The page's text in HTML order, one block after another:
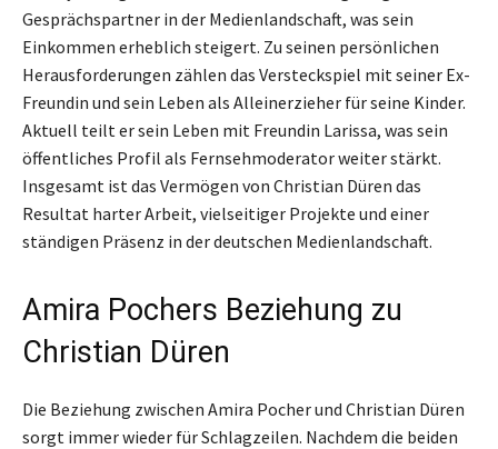
Gesprächspartner in der Medienlandschaft, was sein
Einkommen erheblich steigert. Zu seinen persönlichen
Herausforderungen zählen das Versteckspiel mit seiner Ex-
Freundin und sein Leben als Alleinerzieher für seine Kinder.
Aktuell teilt er sein Leben mit Freundin Larissa, was sein
öffentliches Profil als Fernsehmoderator weiter stärkt.
Insgesamt ist das Vermögen von Christian Düren das
Resultat harter Arbeit, vielseitiger Projekte und einer
ständigen Präsenz in der deutschen Medienlandschaft.
Amira Pochers Beziehung zu
Christian Düren
Die Beziehung zwischen Amira Pocher und Christian Düren
sorgt immer wieder für Schlagzeilen. Nachdem die beiden